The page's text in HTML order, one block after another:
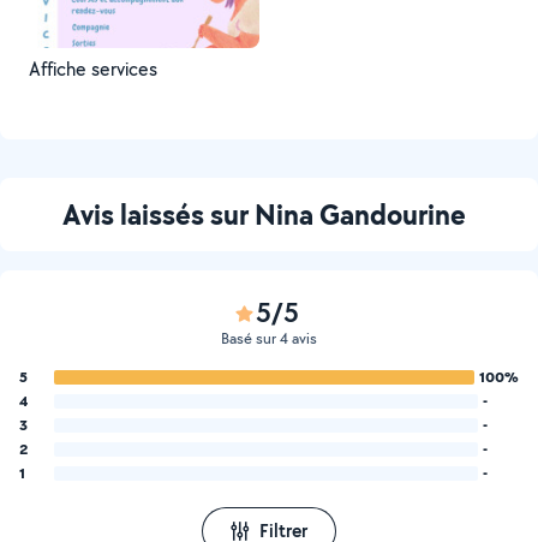
Affiche services
Avis laissés sur Nina Gandourine
5/5
Basé sur 4 avis
5
100%
4
-
3
-
2
-
1
-
Filtrer